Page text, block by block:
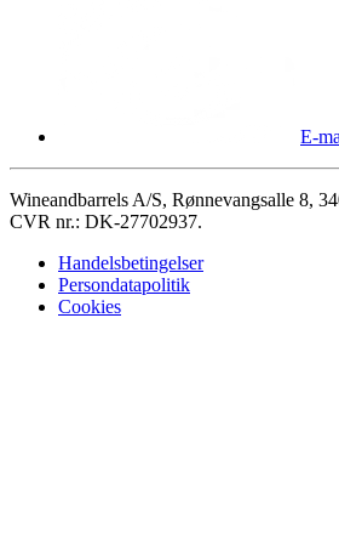
E-
Wineandbarrels A/S, Rønnevangsalle 8,
CVR nr.: DK-27702937.
Handelsbetingelser
Persondatapolitik
Cookies